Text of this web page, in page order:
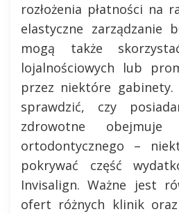
rozłożenia płatności na
elastyczne zarządzanie
mogą także
lojalnościowych lub
przez niektóre
sprawdzić, czy
zdrowotne obejmuje
ortodontycznego –
pokrywać część
Invisalign. Ważne jest
ofert różnych klinik